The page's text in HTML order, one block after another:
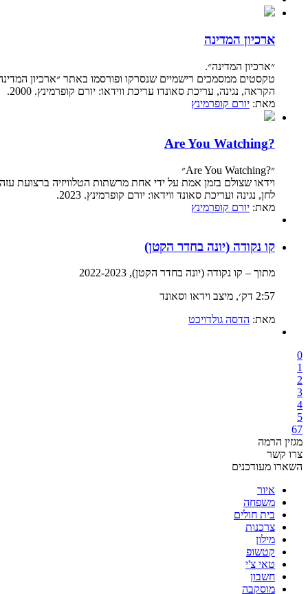
ארכיון המדינה
״ארכיון המדינה״.
טקסטים ממסמכים רישמיים שנסרקו ופורסמו באתר ״ארכיון המדינה״. 1956.
הקראה, נגינה, עריכת סאונדו עריכת ווידאו: יורם קופרמינץ. 2000.
מאת: יורם קופרמינץ
?Are You Watching
״?Are You Watching״
וידאו שצולם בזמן אמת על ידי אחת מרשתות הטלוויזיה ברצועת עזה.
לחן, נגינה ועריכת סאונד ווידאו: יורם קופרמינץ. 2023.
מאת: יורם קופרמינץ
קו נקודה (יונה בחדר הקטן)
מתוך – קו נקודה (יונה בחדר הקטן), 2022-2023
2:57 דק׳, מיצב וידאו וסאונד
מאת: הדסה גולדויכט
0
1
2
3
4
5
67
מגזין הרמה
צרו קשר
השארו מעודכנים
איור
משפחה
בית חולים
צרכנות
מילון
קטשופ
טאי צ'י
חשבון
מוסקבה